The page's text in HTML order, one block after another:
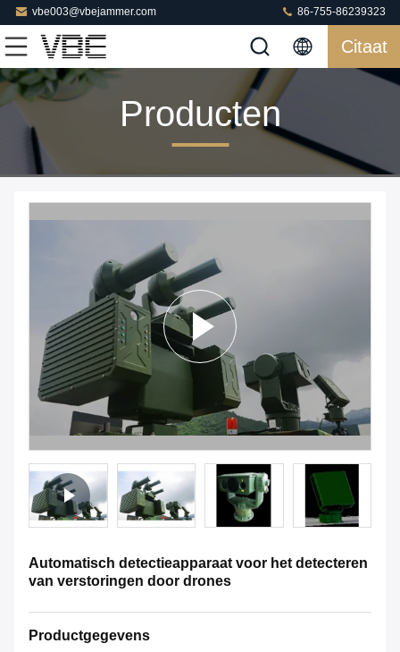
vbe003@vbejammer.com 86-755-86239323
Citaat
Producten
Automatisch detectieapparaat voor het detecteren
van verstoringen door drones
Productgegevens